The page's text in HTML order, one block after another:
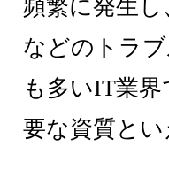
頻繁に発生
などのトラ
も多いIT業
要な資質とい